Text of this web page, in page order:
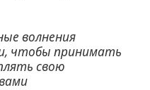
волнения
чтобы принимать
свою